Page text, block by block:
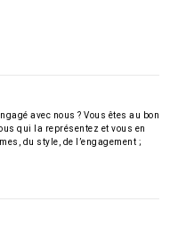
avec nous ? Vous êtes au bon
qui la représentez et vous en
du style, de l’engagement ;